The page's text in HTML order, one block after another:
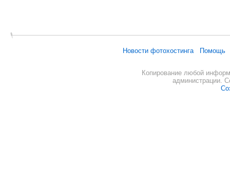
Новости фотохостинга Помощь
Копирование любой
администрации.